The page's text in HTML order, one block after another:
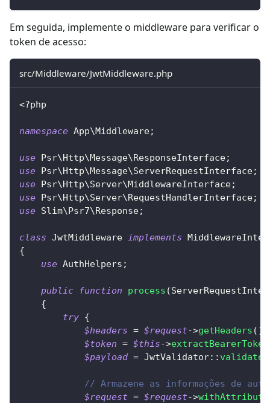
Em seguida, implemente o middleware para verificar o
token de acesso:
src/Middleware/JwtMiddleware.php
<?php
namespace App\Middleware;
use Psr\Http\Message\ResponseInterface;
use Psr\Http\Message\ServerRequestInterface;
use Psr\Http\Server\MiddlewareInterface;
use Psr\Http\Server\RequestHandlerInterface;
use Slim\Psr7\Response;
class JwtMiddleware implements
{
use AuthHelpers ;
public function process (
{
try {
$headers = $request->getHeaders ( )
$token = $this->extractBearerToken
$payload = JwtValidator::
// Armazene as informações de
$request = $request->withAttribute